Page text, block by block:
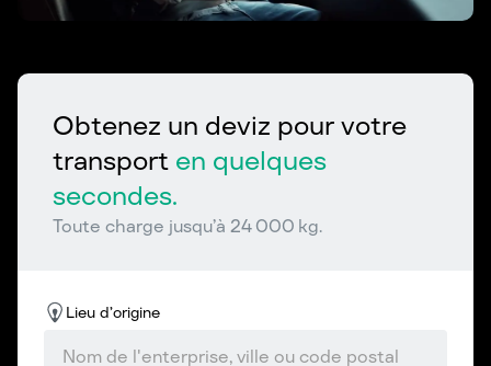
Obtenez un deviz pour votre
transport en quelques
secondes.
Toute charge jusqu’à 24 000 kg.
Lieu d’origine